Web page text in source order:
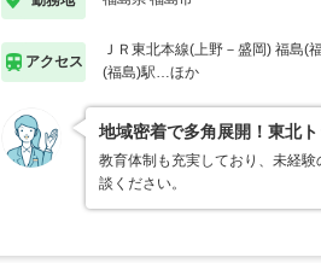
アクセス
ＪＲ東北本線(上野－盛岡) 福島(
(福島)駅…ほか
地域密着で多角展開！東北
教育体制も充実しており、未経
談ください。